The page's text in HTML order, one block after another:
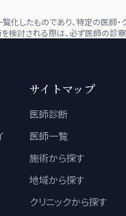
たものであり、特定の医師・
検討される際は、必ず医師の診
サイトマップ
医師診断
医師一覧
施術から探す
地域から探す
クリニックから探す